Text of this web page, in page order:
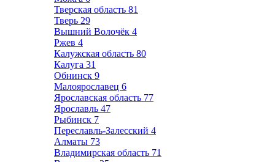
Тверская область 81
Тверь 29
Вышний Волочёк 4
Ржев 4
Калужская область 80
Калуга 31
Обнинск 9
Малоярославец 6
Ярославская область 77
Ярославль 47
Рыбинск 7
Переславль-Залесский 4
Алматы 73
Владимирская область 71